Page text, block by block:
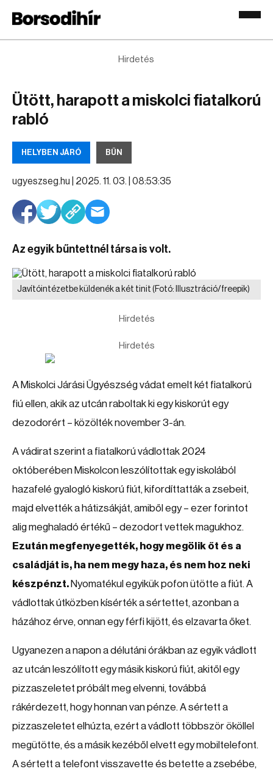
Hirdetés
Ütött, harapott a miskolci fiatalkorú
rabló
HELYBEN JÁRÓ BŰN
ugyeszseg.hu | 2025. 11. 03. | 08:53:35
Az egyik bűntettnél társa is volt.
Javítóintézetbe küldenék a két tinit (Fotó: Illusztráció/freepik)
Hirdetés
Hirdetés
A Miskolci Járási Ügyészség vádat emelt két fiatalkorú
fiú ellen, akik az utcán raboltak ki egy kiskorút egy
dezodorért – közölték november 3-án.
A vádirat szerint a fiatalkorú vádlottak 2024
októberében Miskolcon leszólítottak egy iskolából
hazafelé gyalogló kiskorú fiút, kifordíttatták a zsebeit,
majd elvették a hátizsákját, amiből egy – ezer forintot
alig meghaladó értékű – dezodort vettek magukhoz.
Ezután megfenyegették, hogy megölik őt és a
családját is, ha nem megy haza, és nem hoz neki
készpénzt. Nyomatékul egyikük pofon ütötte a fiút. A
vádlottak útközben kísérték a sértettet, azonban a
házához érve, onnan egy férfi kijött, és elzavarta őket.
Ugyanezen a napon a délutáni órákban az egyik vádlott
az utcán leszólított egy másik kiskorú fiút, akitől egy
pizzaszeletet próbált meg elvenni, továbbá
rákérdezett, hogy honnan van pénze. A sértett a
pizzaszeletet elhúzta, ezért a vádlott többször ököllel
megütötte, és a másik kezéből elvett egy mobiltelefont.
A sértett a telefont visszavette és betette a zsebébe,